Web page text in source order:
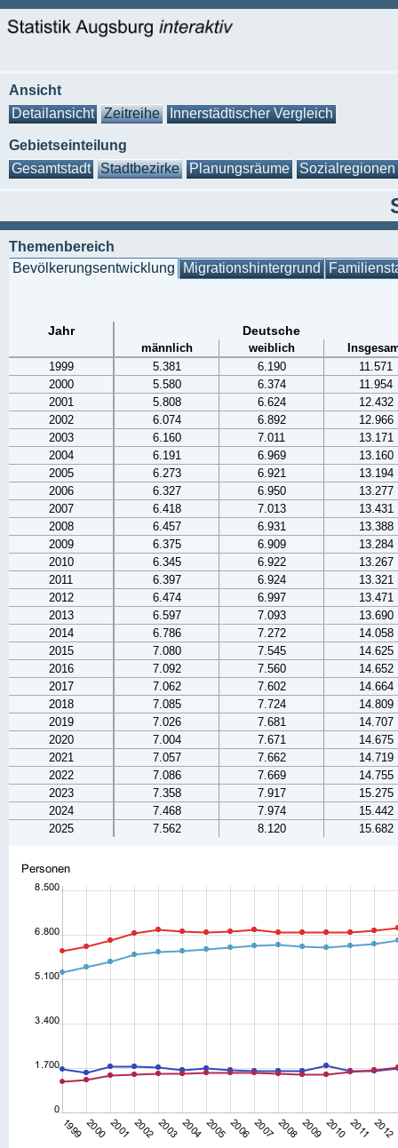
Ansicht
Detailansicht
Zeitreihe Innerstädtischer Vergleich
Gebietseinteilung
Gesamtstadt
Stadtbezirke Planungsräume Sozialregionen
Themenbereich
Bevölkerungsentwicklung Migrationshintergrund
Jahr Deutsche
männlich weiblich
1999
5.381 6.190
11.571
2000
5.580 6.374
11.954
2001
5.808 6.624
12.432
2002
6.074 6.892
12.966
2003
6.160 7.011
13.171
2004
6.191 6.969
13.160
2005
6.273 6.921
13.194
2006
6.327 6.950
13.277
2007
6.418 7.013
13.431
2008
6.457 6.931
13.388
2009
6.375 6.909
13.284
2010
6.345 6.922
13.267
2011
6.397 6.924
13.321
2012
6.474 6.997
13.471
2013
6.597 7.093
13.690
2014
6.786 7.272
14.058
2015
7.080 7.545
14.625
2016
7.092 7.560
14.652
2017
7.062 7.602
14.664
2018
7.085 7.724
14.809
2019
7.026 7.681
14.707
2020
7.004 7.671
14.675
2021
7.057 7.662
14.719
2022
7.086 7.669
14.755
2023
7.358 7.917
15.275
2024
7.468 7.974
15.442
2025
7.562 8.120 15.682